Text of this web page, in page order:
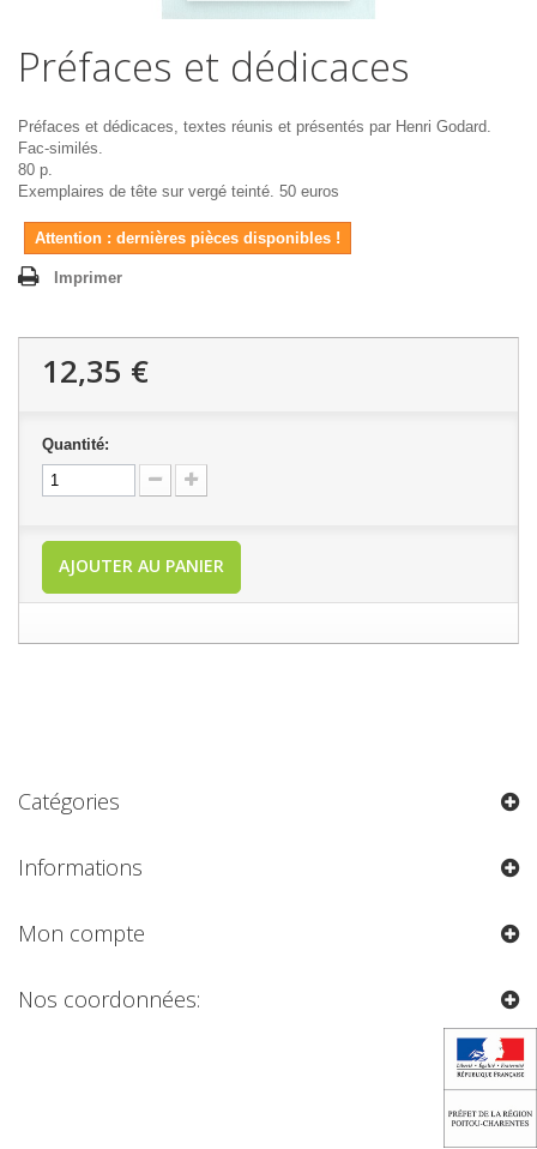
Préfaces et dédicaces
Préfaces et dédicaces, textes réunis et présentés par Henri Godard.
Fac-similés.
80 p.
Exemplaires de tête sur vergé teinté. 50 euros
Attention : dernières pièces disponibles !
Imprimer
12,35 €
Quantité:
AJOUTER AU PANIER
Catégories
Informations
Mon compte
Nos coordonnées: